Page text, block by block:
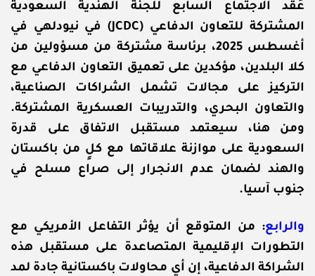
عُقد الاجتماع السابع للجنة الهندية السعودية
المشتركة للتعاون الدفاعي (JCDC) في نيودلهي في
أغسطس 2025، برئاسة مشتركة من مسؤولين من
كلا البلدين، مؤكدين على تعميق التعاون الدفاعي مع
التركيز على مجالات تشمل الشراكات الصناعية،
والتعاون البحري، والتدريبات العسكرية المشتركة.
ومن هنا، سيعتمد مستقبل الاتفاق على قدرة
السعودية على موازنة علاقاتها مع كلٍ من باكستان
والهند لضمان عدم الانجرار إلى صراع مسلح في
جنوب آسيا.
والرابع: من المتوقع أن يؤثر التفاعل الأمريكي مع
التطورات الإقليمية المتصاعدة على مستقبل هذه
الشراكة الدفاعية، إن أي محاولات باكستانية جادة لمد